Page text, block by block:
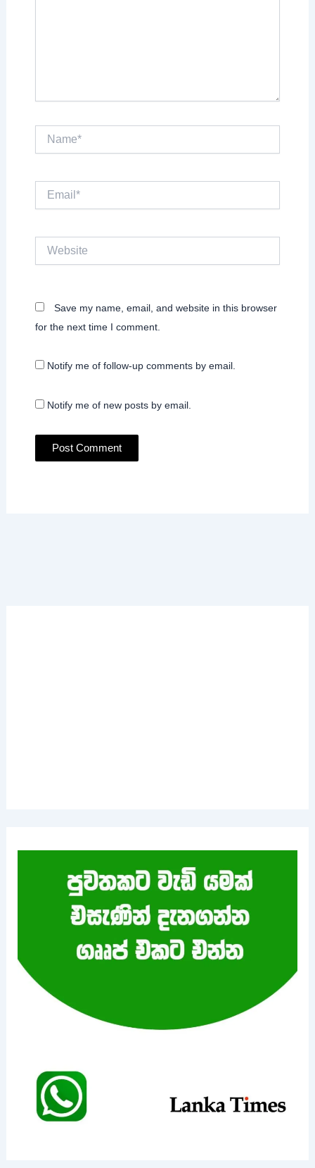
Name*
Save my name, email, and website in this browser
for the next time I comment.
Notify me of follow-up comments by email.
Notify me of new posts by email.